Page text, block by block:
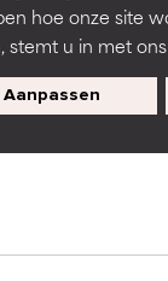
hoe onze site
stemt u in met
Aanpassen
is aanwezig.
is aanwezig.